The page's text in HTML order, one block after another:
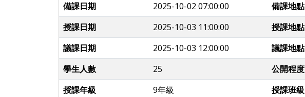
備課日期
2025-10-02 07:00:00 備課地點
授課日期
2025-10-03 11:00:00 授課地點
議課日期
2025-10-03 12:00:00 議課地點
學生人數
25 公開程度
授課年級
9年級 授課班級